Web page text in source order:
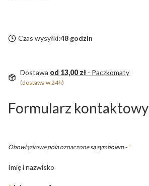
Czas wysyłki:48 godzin
Dostawa od 13,00 zł - Paczkomaty
(dostawa w 24h)
Formularz kontaktowy
Obowiązkowe pola oznaczone są symbolem - *
Imię i nazwisko